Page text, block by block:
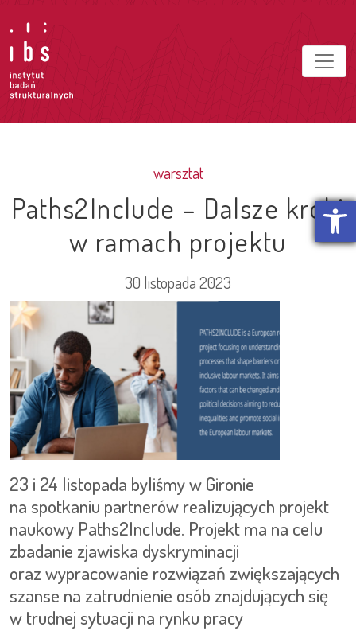
Otwórz
warsztat
Paths2Include – Dalsze kroki
w ramach projektu
30 listopada 2023
23 i 24 listopada byliśmy w Gironie
na spotkaniu partnerów realizujących projekt
naukowy Paths2Include. Projekt ma na celu
zbadanie zjawiska dyskryminacji
oraz wypracowanie rozwiązań zwiększających
szanse na zatrudnienie osób znajdujących się
w trudnej sytuacji na rynku pracy